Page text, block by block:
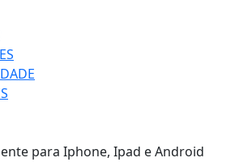
para Iphone, Ipad e Android